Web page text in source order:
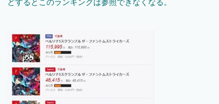
どするとこのランキングは参照できなくなる。